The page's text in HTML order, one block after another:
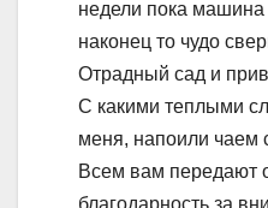
недели пока
наконец то чудо
Отрадный сад и
С какими теплыми
меня, напоили чаем
Всем вам передают